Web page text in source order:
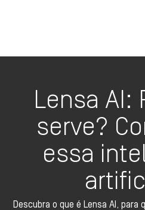
Lensa AI:
serve?
essa
Descubra o que é Lensa AI, para